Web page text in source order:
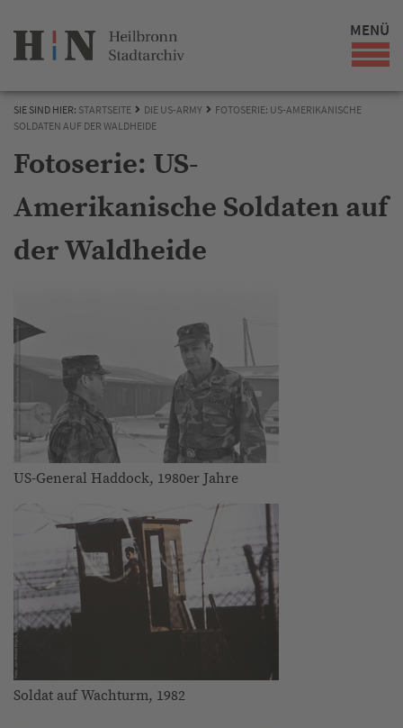
MENÜ
SIE SIND HIER: STARTSEITE DIE US-ARMY
FOTOSERIE: US-AMERIKANISCHE
SOLDATEN AUF DER WALDHEIDE
Fotoserie: US-
Amerikanische Soldaten auf
der Waldheide
US-General Haddock, 1980er Jahre
Soldat auf Wachturm, 1982